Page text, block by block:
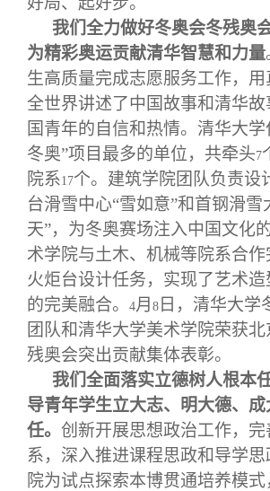
我们全力做好冬奥会冬残奥
为精彩奥运贡献清华智慧和力量
生高质量完成志愿服务工作，
全世界讲述了中国故事和清华故
国青年的自信和热情。清华大学
冬奥”项目最多的单位，共牵头7
院系17个。建筑学院团队负责设
台滑雪中心“雪如意”和首钢滑雪
天”，为冬奥赛场注入中国文化
术学院与土木、机械等院系合
火炬台设计任务，实现了艺术
的完美融合。
4月 8 日，清华大学
团队和清华大学美术学院荣获
残奥会突出贡献集体表彰。
我们全面落实立德树人根本
导青年学生立大志、明大德、
任。 创新开展思想政治工作，
系，深入推进课程思政和导学思
院为试点探索本博贯通培养模